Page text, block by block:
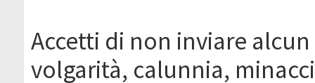
Accetti di non inviare
volgarità, calunnia,